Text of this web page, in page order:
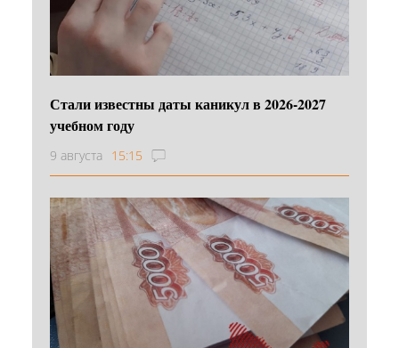
Стали известны даты каникул в 2026-2027
учебном году
9 августа 15:15